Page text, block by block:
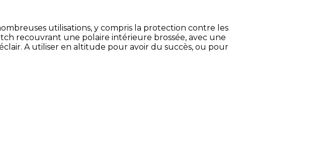
utilisations, y compris la protection contre les
recouvrant une polaire intérieure brossée, avec une
A utiliser en altitude pour avoir du succès, ou pour